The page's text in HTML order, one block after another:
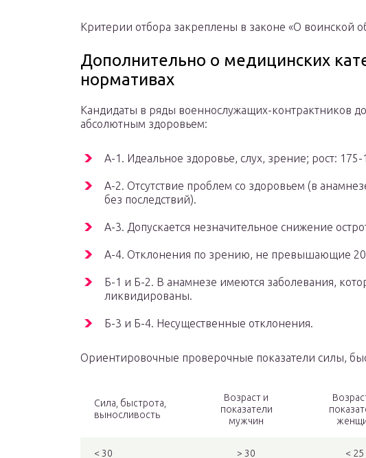
Критерии отбора закреплены в законе «О воинской
Дополнительно о медицинских
нормативах
Кандидаты в ряды военнослужащих-контрактников
абсолютным здоровьем:
А-1. Идеальное здоровье, слух, зрение; рост:
А-2. Отсутствие проблем со здоровьем (в
без последствий).
А-3. Допускается незначительное снижение
А-4. Отклонения по зрению, не превышающие 20-
Б-1 и Б-2. В анамнезе имеются заболевания,
ликвидированы.
Б-3 и Б-4. Несущественные отклонения.
Ориентировочные проверочные показатели силы,
Сила, быстрота,
выносливость
Возраст и
показатели
мужчин
< 30 > 30 < 25